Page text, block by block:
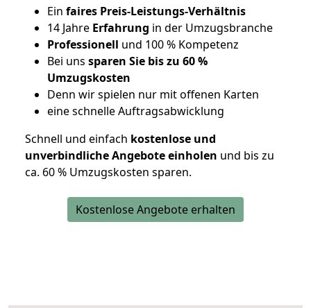
Ein faires Preis-Leistungs-Verhältnis
14 Jahre Erfahrung in der Umzugsbranche
Professionell und 100 % Kompetenz
Bei uns sparen Sie bis zu 60 %
Umzugskosten
Denn wir spielen nur mit offenen Karten
eine schnelle Auftragsabwicklung
Schnell und einfach kostenlose und
unverbindliche Angebote einholen und bis zu
ca. 60 % Umzugskosten sparen.
Kostenlose Angebote erhalten